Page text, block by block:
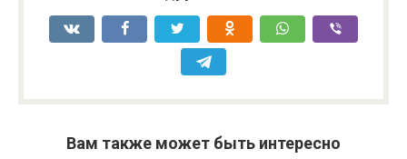
Вам также может быть интересно